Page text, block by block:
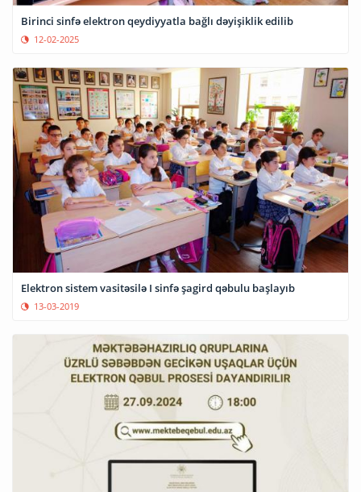
Birinci sinfə elektron qeydiyyatla bağlı dəyişiklik edilib
12-02-2025
Elektron sistem vasitəsilə I sinfə şagird qəbulu başlayıb
13-03-2019